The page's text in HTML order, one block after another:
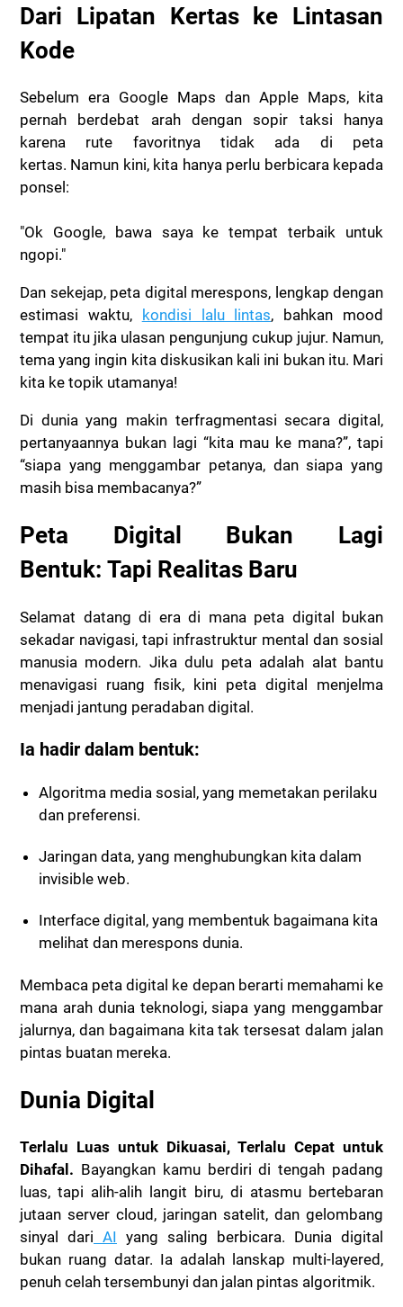
Dari Lipatan Kertas ke Lintasan
Kode
Sebelum era Google Maps dan Apple Maps, kita
pernah berdebat arah dengan sopir taksi hanya
karena rute favoritnya tidak ada di peta
kertas. Namun kini, kita hanya perlu berbicara kepada
ponsel:
"Ok Google, bawa saya ke tempat terbaik untuk
ngopi."
Dan sekejap, peta digital merespons, lengkap dengan
estimasi waktu,
kondisi lalu lintas, bahkan mood
tempat itu jika ulasan pengunjung cukup jujur. Namun,
tema yang ingin kita diskusikan kali ini bukan itu. Mari
kita ke topik utamanya!
Di dunia yang makin terfragmentasi secara digital,
pertanyaannya bukan lagi “kita mau ke mana?”, tapi
“siapa yang menggambar petanya, dan siapa yang
masih bisa membacanya?”
Peta Digital Bukan Lagi
Bentuk: Tapi Realitas Baru
Selamat datang di era di mana peta digital bukan
sekadar navigasi, tapi infrastruktur mental dan sosial
manusia modern. Jika dulu peta adalah alat bantu
menavigasi ruang fisik, kini peta digital menjelma
menjadi jantung peradaban digital.
Ia hadir dalam bentuk:
Algoritma media sosial, yang memetakan perilaku
dan preferensi.
Jaringan data, yang menghubungkan kita dalam
invisible web.
Interface digital, yang membentuk bagaimana kita
melihat dan merespons dunia.
Membaca peta digital ke depan berarti memahami ke
mana arah dunia teknologi, siapa yang menggambar
jalurnya, dan bagaimana kita tak tersesat dalam jalan
pintas buatan mereka.
Dunia Digital
Terlalu Luas untuk Dikuasai, Terlalu Cepat untuk
Dihafal. Bayangkan kamu berdiri di tengah padang
luas, tapi alih-alih langit biru, di atasmu bertebaran
jutaan server cloud, jaringan satelit, dan gelombang
sinyal dari AI yang saling berbicara. Dunia digital
bukan ruang datar. Ia adalah lanskap multi-layered,
penuh celah tersembunyi dan jalan pintas algoritmik.